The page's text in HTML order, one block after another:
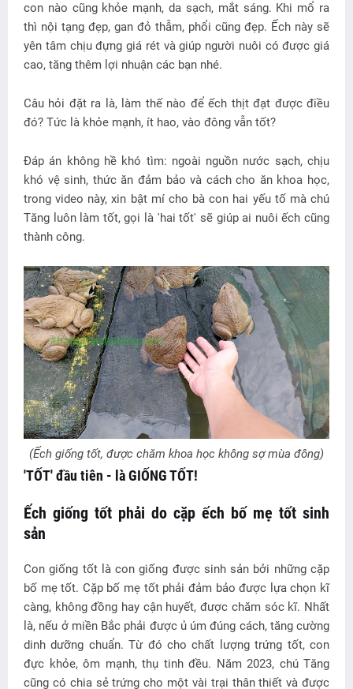
con nào cũng khỏe mạnh, da sạch, mắt sáng. Khi mổ ra
thì nội tạng đẹp, gan đỏ thẫm, phổi cũng đẹp. Ếch này sẽ
yên tâm chịu đựng giá rét và giúp người nuôi có được giá
cao, tăng thêm lợi nhuận các bạn nhé.
Câu hỏi đặt ra là, làm thế nào để ếch thịt đạt được điều
đó? Tức là khỏe mạnh, ít hao, vào đông vẫn tốt?
Đáp án không hề khó tìm: ngoài nguồn nước sạch, chịu
khó vệ sinh, thức ăn đảm bảo và cách cho ăn khoa học,
trong video này, xin bật mí cho bà con hai yếu tố mà chú
Tăng luôn làm tốt, gọi là 'hai tốt' sẽ giúp ai nuôi ếch cũng
thành công.
(Ếch giống tốt, được chăm khoa học không sợ mùa đông)
'TỐT' đầu tiên - là GIỐNG TỐT!
Ếch giống tốt phải do cặp ếch bố mẹ tốt sinh
sản
Con giống tốt là con giống được sinh sản bởi những cặp
bố mẹ tốt. Cặp bố mẹ tốt phải đảm bảo được lựa chọn kĩ
càng, không đồng hay cận huyết, được chăm sóc kĩ. Nhất
là, nếu ở miền Bắc phải được ủ úm đúng cách, tăng cường
dinh dưỡng chuẩn. Từ đó cho chất lượng trứng tốt, con
đực khỏe, ôm mạnh, thụ tinh đều. Năm 2023, chú Tăng
cũng có chia sẻ trứng cho một vài trại thân thiết và được